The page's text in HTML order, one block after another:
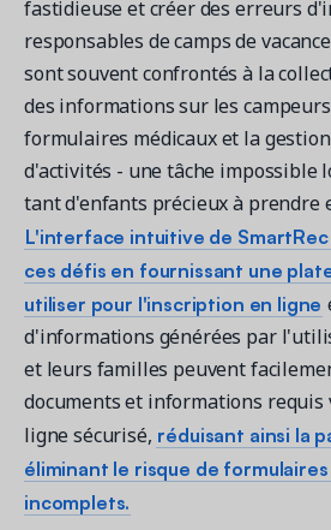
fastidieuse et créer des erreurs
responsables de camps de
sont souvent confrontés à la
des informations sur les
formulaires médicaux et la
d'activités - une tâche impossible
tant d'enfants précieux à prendre
L'interface intuitive de
ces défis en fournissant une
utiliser pour l'inscription en ligne
d'informations générées par
et leurs familles peuvent
documents et informations
ligne sécurisé, réduisant ainsi la
éliminant le risque de
incomplets.